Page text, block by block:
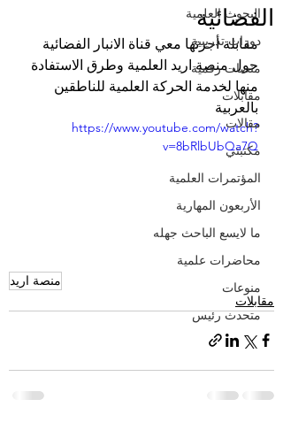
البحوث العلمية
دورات تدريبية
منصات رقمية
مقابلات
مقالات
مكتبتي
المؤتمرات العلمية
الأربعون المهارية
ما لايسع الباحث جهله
محاضرات علمية
منوعات
متحدث رئيس
الفضائية
مقابلة أجرتها معي قناة الانبار الفضائية
حول منصة اريد العلمية وطرق الاستفادة
منها لخدمة الحركة العلمية للناطقين
بالعربية
https://www.youtube.com/watch?
v=8bRlbUbQa7Q
منصة اريد
مقابلات